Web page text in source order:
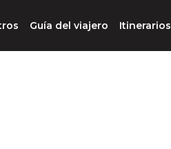
Guía del viajero Itinerarios